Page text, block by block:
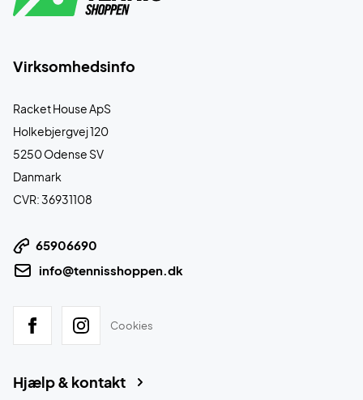
Virksomhedsinfo
Racket House ApS
Holkebjergvej 120
5250 Odense SV
Danmark
CVR: 36931108
65906690
info@tennisshoppen.dk
Cookies
Hjælp & kontakt